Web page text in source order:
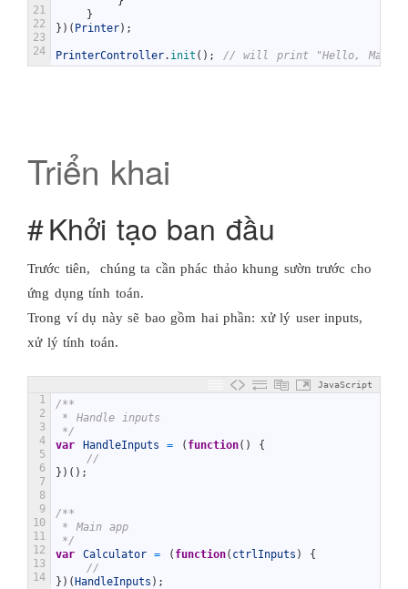
21
22
23
24
}
} ) ( Printer) ;
PrinterController. init ( ) ; // will print "Hello,
Triển khai
Khởi tạo ban đầu
Trước tiên, chúng ta cần phác thảo khung sườn trước cho
ứng dụng tính toán.
Trong ví dụ này sẽ bao gồm hai phần: xử lý user inputs,
xử lý tính toán.
JavaScript
1
2
3
4
5
6
7
8
9
10
11
12
13
14
/**
* Handle inputs
*/
var
HandleInputs = ( function( )
{
//
} ) ( ) ;
/**
* Main app
*/
var
Calculator = ( function( ctrlInputs )
{
//
} ) (HandleInputs ) ;